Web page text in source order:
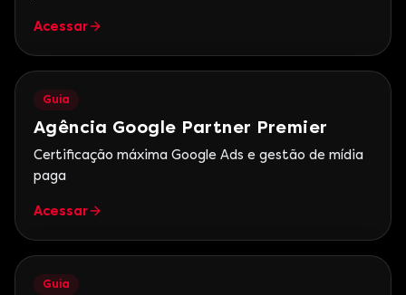
Acessar
Guia
Agência Google Partner Premier
Certificação máxima Google Ads e gestão de mídia
paga
Acessar
Guia